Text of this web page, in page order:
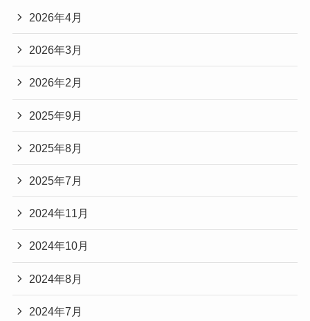
2026年4月
2026年3月
2026年2月
2025年9月
2025年8月
2025年7月
2024年11月
2024年10月
2024年8月
2024年7月